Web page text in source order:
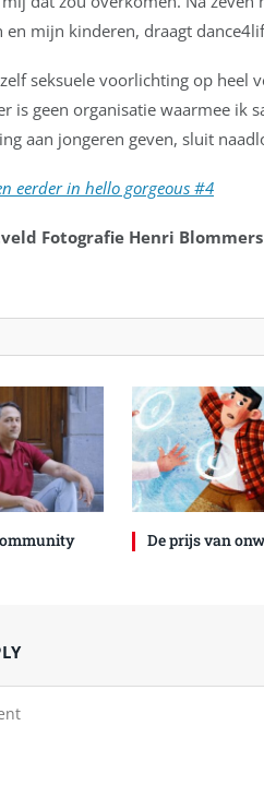
mijn kinderen, draagt
zelf seksuele voorlichting op
is geen organisatie waarmee ik
aan jongeren geven, sluit
eerder in hello gorgeous #4
Fotografie Henri Blommers
De prijs van